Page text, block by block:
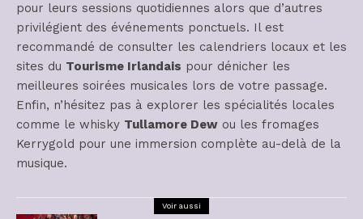
pour leurs sessions quotidiennes alors que d’autres
privilégient des événements ponctuels. Il est
recommandé de consulter les calendriers locaux et les
sites du Tourisme Irlandais pour dénicher les
meilleures soirées musicales lors de votre passage.
Enfin, n’hésitez pas à explorer les spécialités locales
comme le whisky Tullamore Dew ou les fromages
Kerrygold pour une immersion complète au-delà de la
musique.
Voir aussi